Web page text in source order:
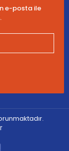
e-posta ile